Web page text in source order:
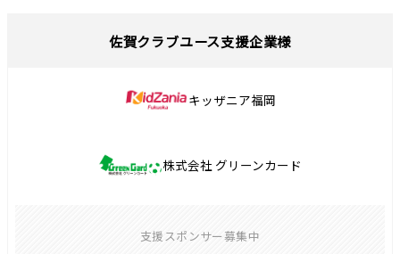
佐賀クラブユース支援企業様
キッザニア福岡
株式会社 グリーンカード
支援スポンサー募集中